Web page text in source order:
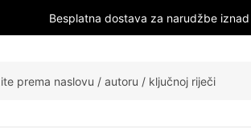
Besplatna dostava za narudžbe